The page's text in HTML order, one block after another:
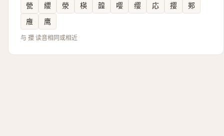
甇 纓 滎 楧 韹 嘤 缨 応 撄
䣐
䧹
鹰
与 孾 读音相同或相近